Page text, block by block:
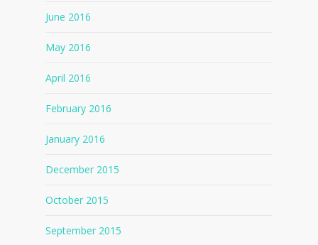
June 2016
May 2016
April 2016
February 2016
January 2016
December 2015
October 2015
September 2015